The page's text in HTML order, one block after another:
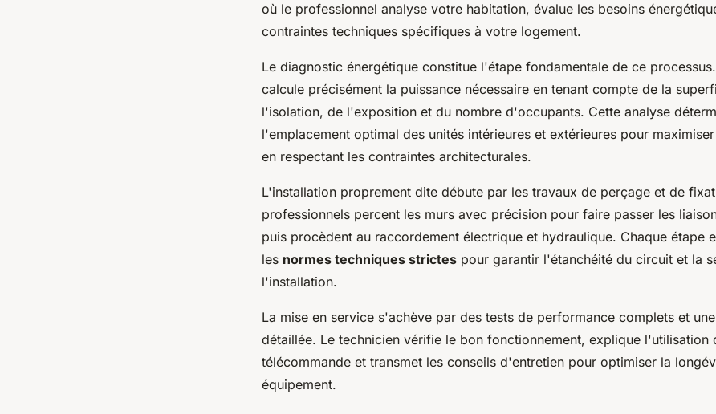
où le professionnel analyse votre habitation, évalue les besoins
contraintes techniques spécifiques à votre logement.
Le diagnostic énergétique constitue l'étape fondamentale de ce
calcule précisément la puissance nécessaire en tenant compte de la
l'isolation, de l'exposition et du nombre d'occupants. Cette analyse
l'emplacement optimal des unités intérieures et extérieures pour
en respectant les contraintes architecturales.
L'installation proprement dite débute par les travaux de perçage et de
professionnels percent les murs avec précision pour faire passer les
puis procèdent au raccordement électrique et hydraulique. Chaque étape
les normes techniques strictes pour garantir l'étanchéité du circuit et la
l'installation.
La mise en service s'achève par des tests de performance complets et
détaillée. Le technicien vérifie le bon fonctionnement, explique l'utilisation
télécommande et transmet les conseils d'entretien pour optimiser la
équipement.